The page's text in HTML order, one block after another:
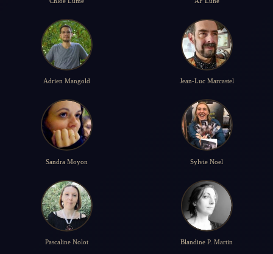
Adrien Mangold Jean-Luc Marcastel
Sandra Moyon Sylvie Noel
Pascaline Nolot Blandine P. Martin